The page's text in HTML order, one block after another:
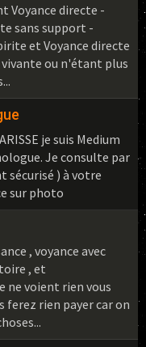
Voyance directe -
sans support -
et Voyance directe
ou n'étant plus
je suis Medium
Je consulte par
sécurisé ) à votre
sur photo
, voyance avec
, et
ne voient rien vous
ferez rien payer car on